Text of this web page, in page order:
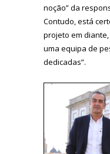
noção” da
Contudo, está
projeto em
uma equipa de
dedicadas”.